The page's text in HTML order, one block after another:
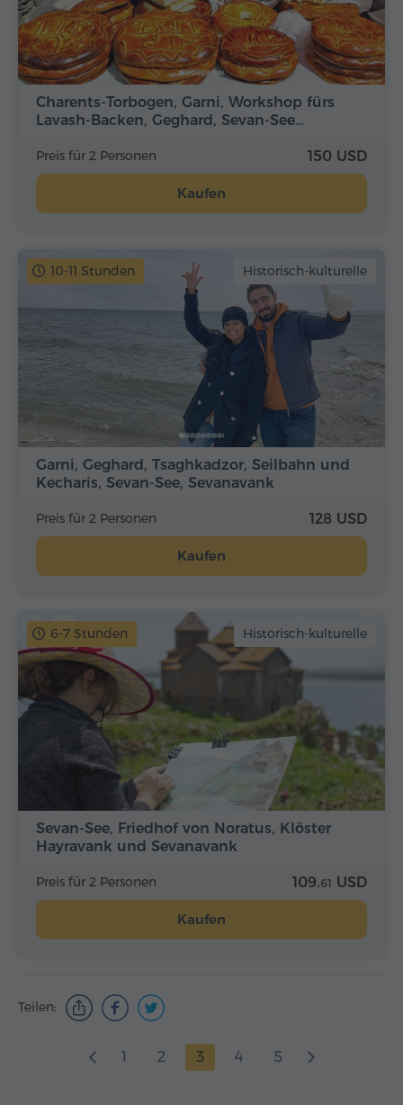
Charents-Torbogen, Garni, Workshop fürs
Lavash-Backen, Geghard, Sevan-See…
Preis für 2 Personen 150 USD
Kaufen
10-11 Stunden Historisch-kulturelle
Garni, Geghard, Tsaghkadzor, Seilbahn und
Kecharis, Sevan-See, Sevanavank
Preis für 2 Personen 128 USD
Kaufen
6-7 Stunden Historisch-kulturelle
Sevan-See, Friedhof von Noratus, Klöster
Hayravank und Sevanavank
Preis für 2 Personen 109.61 USD
Kaufen
Teilen:
1 2 3 4 5